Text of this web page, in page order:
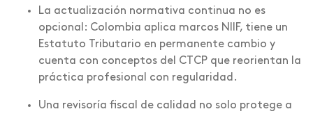
La actualización normativa continua no es
opcional: Colombia aplica marcos NIIF, tiene un
Estatuto Tributario en permanente cambio y
cuenta con conceptos del CTCP que reorientan la
práctica profesional con regularidad.
Una revisoría fiscal de calidad no solo protege a